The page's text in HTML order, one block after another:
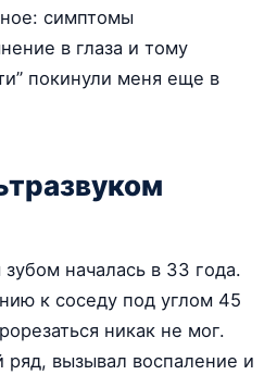
симптомы
в глаза и тому
покинули меня еще в
началась в 33 года.
к соседу под углом 45
никак не мог.
ряд, вызывал воспаление и